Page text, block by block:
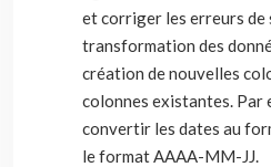
et corriger les erreurs de
transformation des
création de nouvelles
colonnes existantes. Par
convertir les dates au
le format AAAA-MM-JJ.